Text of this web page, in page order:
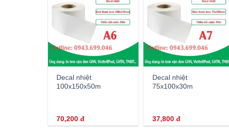
Decal nhiệt
100x150x50m
70,200đ
Decal nhiệt
75x100x30m
37,800 đ